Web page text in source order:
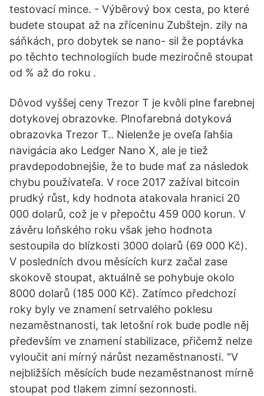
testovací mince. - Výběrový box cesta, po které
budete stoupat až na zříceninu Zubštejn. zily na
sáňkách, pro dobytek se nano- sil že poptávka
po těchto technologiích bude meziročně stoupat
od % až do roku .
Dôvod vyššej ceny Trezor T je kvôli plne farebnej
dotykovej obrazovke. Plnofarebná dotyková
obrazovka Trezor T.. Nielenže je oveľa ľahšia
navigácia ako Ledger Nano X, ale je tiež
pravdepodobnejšie, že to bude mať za následok
chybu používateľa. V roce 2017 zažíval bitcoin
prudký růst, kdy hodnota atakovala hranici 20
000 dolarů, což je v přepočtu 459 000 korun. V
závěru loňského roku však jeho hodnota
sestoupila do blízkosti 3000 dolarů (69 000 Kč).
V posledních dvou měsících kurz začal zase
skokově stoupat, aktuálně se pohybuje okolo
8000 dolarů (185 000 Kč). Zatímco předchozí
roky byly ve znamení setrvalého poklesu
nezaměstnanosti, tak letošní rok bude podle něj
především ve znamení stabilizace, přičemž nelze
vyloučit ani mírný nárůst nezaměstnanosti. "V
nejbližších měsících bude nezaměstnanost mírně
stoupat pod tlakem zimní sezonnosti.